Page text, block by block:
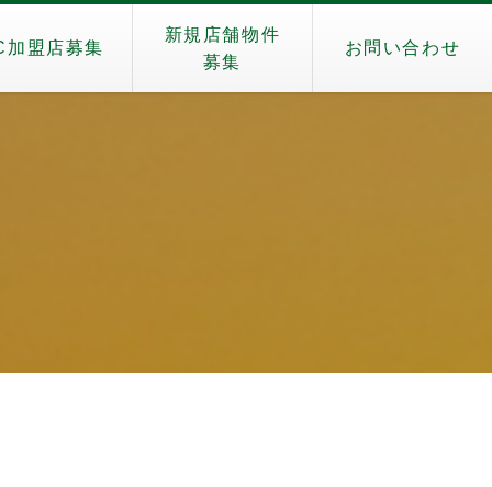
加盟店募集
新規店舗物件
募集
お問い合わせ